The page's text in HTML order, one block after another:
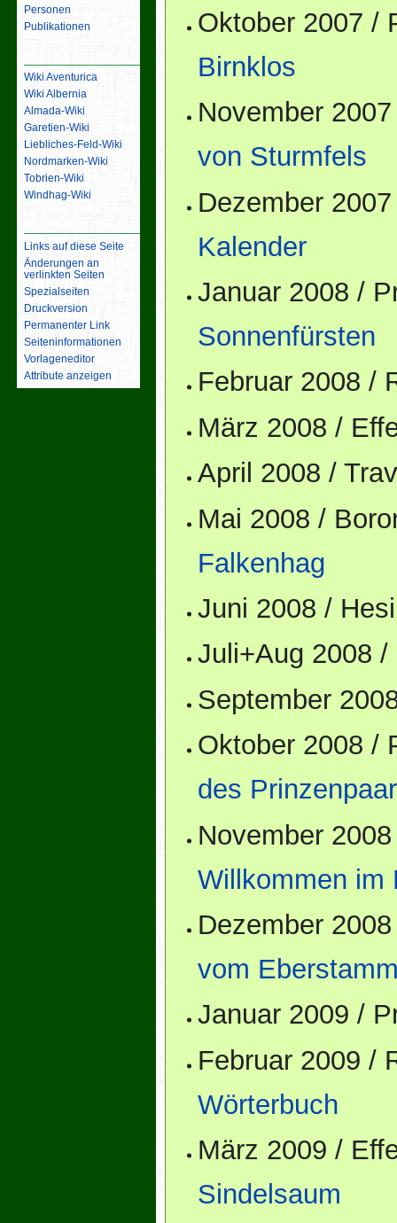
Oktober 2007 /
Birnklos
November
von Sturmfels
Dezember
Kalender
Januar 2008 /
Sonnenfürsten
Februar 2008 /
März 2008 /
April 2008 /
Mai 2008 /
Falkenhag
Juni 2008 /
Juli+Aug 2008
September
Oktober 2008 /
des
November
Willkommen im
Dezember
vom
Januar 2009 /
Februar 2009 /
Wörterbuch
März 2009 /
Sindelsaum
Personen
Publikationen
Wiki Aventurica
Wiki Albernia
Almada-Wiki
Garetien-Wiki
Liebliches-Feld-Wiki
Nordmarken-Wiki
Tobrien-Wiki
Windhag-Wiki
Links auf diese Seite
Änderungen an
verlinkten Seiten
Spezialseiten
Druckversion
Permanenter Link
Seiten­­informationen
Vorlageneditor
Attribute anzeigen